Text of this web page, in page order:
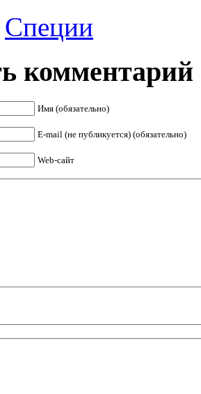
Специи
комментарий
Имя (обязательно)
E-mail (не публикуется) (обязательно)
Web-сайт